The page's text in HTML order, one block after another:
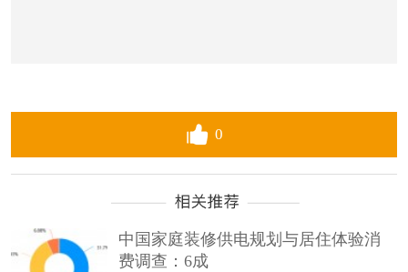
0
中国家庭装修供电规划与居住体验消
费调查：6成